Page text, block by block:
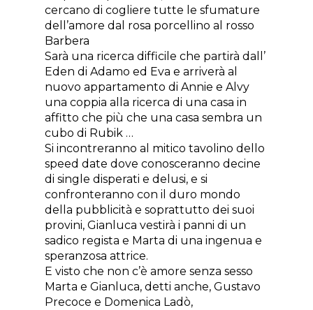
cercano di cogliere tutte le sfumature
dell’amore dal rosa porcellino al rosso
Barbera
Sarà una ricerca difficile che partirà dall’
Eden di Adamo ed Eva e arriverà al
nuovo appartamento di Annie e Alvy
una coppia alla ricerca di una casa in
affitto che più che una casa sembra un
cubo di Rubik …
Si incontreranno al mitico tavolino dello
speed date dove conosceranno decine
di single disperati e delusi, e si
confronteranno con il duro mondo
della pubblicità e soprattutto dei suoi
provini, Gianluca vestirà i panni di un
sadico regista e Marta di una ingenua e
speranzosa attrice.
E visto che non c’è amore senza sesso
Marta e Gianluca, detti anche, Gustavo
Precoce e Domenica Ladò,